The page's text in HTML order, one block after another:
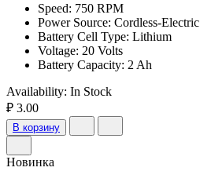
Speed: 750 RPM
Power Source: Cordless-Electric
Battery Cell Type: Lithium
Voltage: 20 Volts
Battery Capacity: 2 Ah
Availability: In Stock
₽ 3.00
В корзину
Новинка